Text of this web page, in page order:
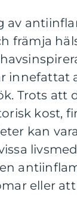
av
främja
Trots att
kost,
kan
eller